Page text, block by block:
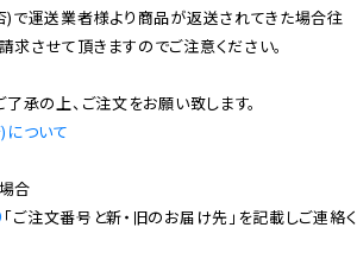
で運送業者様より商品が返送されてきた場合往
させて頂きますのでご注意ください。
ついて
「ご注文番号と新・旧のお届け先」を記載しご連絡く